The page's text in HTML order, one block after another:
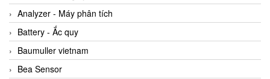
Accepta Vietnam
ACCUMAC Vietnam
AccuWeb Vietnam
Acey
Analyzer - Máy phân tích
Battery - Ắc quy
Baumuller vietnam
Bea Sensor